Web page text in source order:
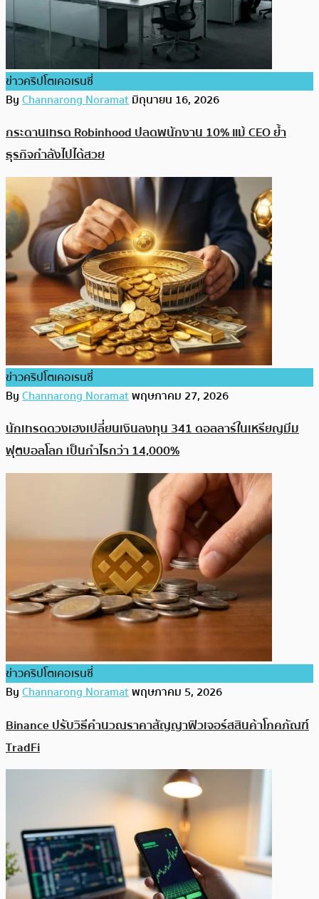
ข่าวคริปโตเคอเรนซี่
ByChannarong Noramatมิถุนายน 16, 2026
กระดานเทรด Robinhood ปลดพนักงาน 10% แม้ CEO ย้ำ
ธุรกิจกำลังไปได้สวย
ข่าวคริปโตเคอเรนซี่
ByChannarong Noramatพฤษภาคม 27, 2026
นักเทรดดวงเฮงเปลี่ยนเงินลงทุน 341 ดอลลาร์ในเหรียญมีม
ฟุตบอลโลก เป็นกำไรกว่า 14,000%
ข่าวคริปโตเคอเรนซี่
ByChannarong Noramatพฤษภาคม 5, 2026
Binance ปรับวิธีคำนวณราคาสัญญาฟิวเจอร์สสินค้าโภคภัณฑ์
TradFi